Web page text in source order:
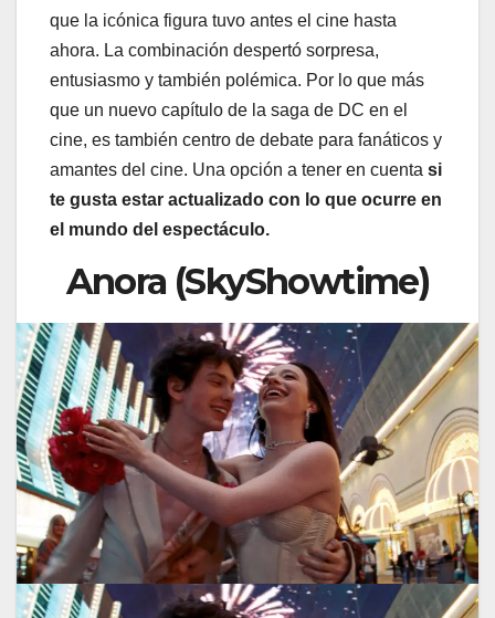
que la icónica figura tuvo antes el cine hasta
ahora. La combinación despertó sorpresa,
entusiasmo y también polémica. Por lo que más
que un nuevo capítulo de la saga de DC en el
cine, es también centro de debate para fanáticos y
amantes del cine. Una opción a tener en cuenta si
te gusta estar actualizado con lo que ocurre en
el mundo del espectáculo.
Anora (SkyShowtime)